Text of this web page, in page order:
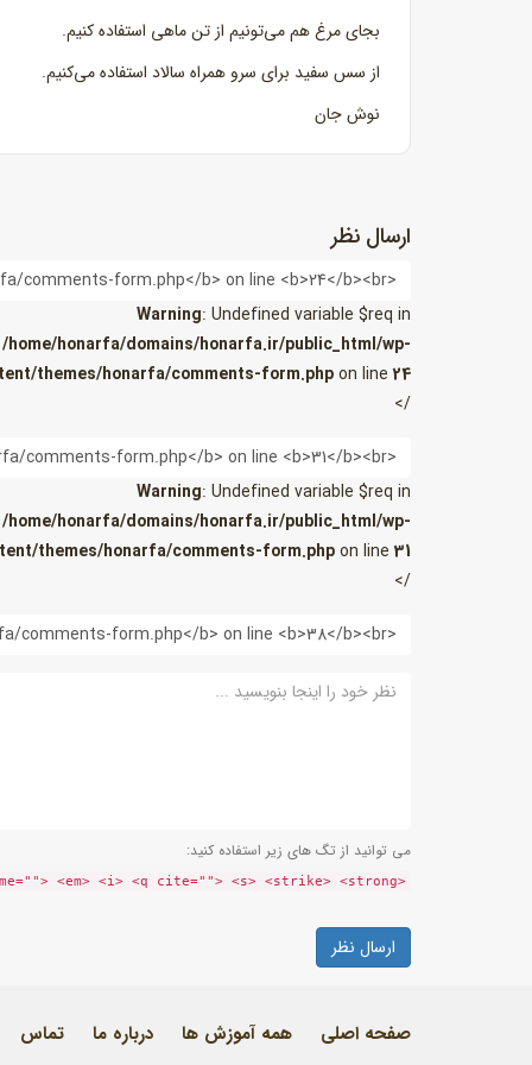
بجای مرغ هم می‌تونیم از تن ماهی استفاده کنیم.
از سس سفید برای سرو همراه سالاد استفاده می‌کنیم.
نوش جان
ارسال نظر
Warning: Undefined variable $req in
/home/honarfa/domains/honarfa.ir/public_html/wp-
themes/honarfa/comments-form.phpon line24
/>
ایمیل
Warning: Undefined variable $req in
/home/honarfa/domains/honarfa.ir/public_html/wp-
themes/honarfa/comments-form.phpon line31
/>
می توانید از تگ های زیر استفاده کنید:
<a href="" title=""> <abbr title=""> <acronym title=""> <b> <blockquote cite=""> <cite> <code> <del datetime=""> <em> <i> <q cite=""> <s> <strike> <strong>
صفحه اصلی همه آموزش ها درباره ما تماس